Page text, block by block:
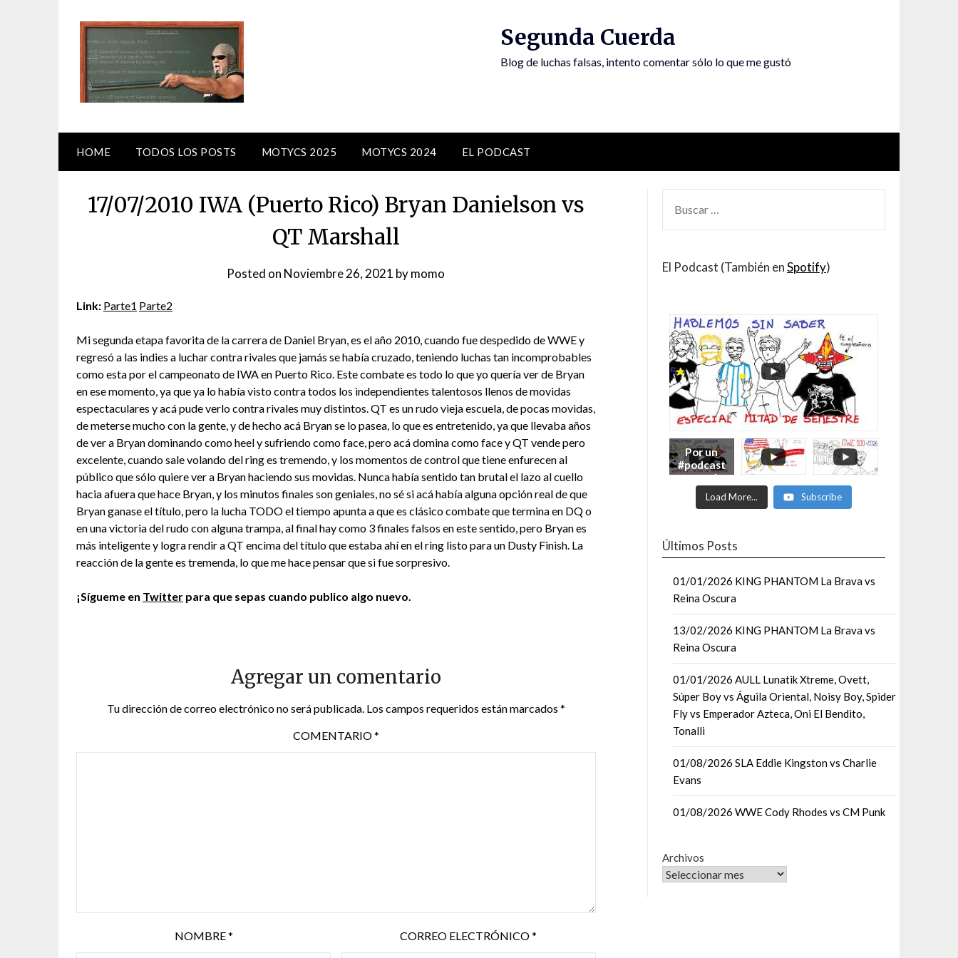
Segunda Cuerda
Blog de luchas falsas, intento comentar sólo lo que me gustó
HOME TODOS LOS POSTS MOTYCS 2025 MOTYCS 2024 EL PODCAST
17/07/2010 IWA (Puerto Rico) Bryan Danielson vs
QT Marshall
Posted on Noviembre 26, 2021 bymomo
Link: Parte1 Parte2
Mi segunda etapa favorita de la carrera de Daniel Bryan, es el año 2010, cuando fue despedido de WWE y
regresó a las indies a luchar contra rivales que jamás se había cruzado, teniendo luchas tan incomprobables
como esta por el campeonato de IWA en Puerto Rico. Este combate es todo lo que yo quería ver de Bryan
en ese momento, ya que ya lo había visto contra todos los independientes talentosos llenos de movidas
espectaculares y acá pude verlo contra rivales muy distintos. QT es un rudo vieja escuela, de pocas movidas,
de meterse mucho con la gente, y de hecho acá Bryan se lo pasea, lo que es entretenido, ya que llevaba años
de ver a Bryan dominando como heel y sufriendo como face, pero acá domina como face y QT vende pero
excelente, cuando sale volando del ring es tremendo, y los momentos de control que tiene enfurecen al
público que sólo quiere ver a Bryan haciendo sus movidas. Nunca había sentido tan brutal el lazo al cuello
hacia afuera que hace Bryan, y los minutos finales son geniales, no sé si acá había alguna opción real de que
Bryan ganase el título, pero la lucha TODO el tiempo apunta a que es clásico combate que termina en DQ o
en una victoria del rudo con alguna trampa, al final hay como 3 finales falsos en este sentido, pero Bryan es
más inteligente y logra rendir a QT encima del título que estaba ahí en el ring listo para un Dusty Finish. La
reacción de la gente es tremenda, lo que me hace pensar que si fue sorpresivo.
¡Sígueme en Twitter para que sepas cuando publico algo nuevo.
Agregar un comentario
Tu dirección de correo electrónico no será publicada. Los campos requeridos están marcados *
COMENTARIO*
NOMBRE* CORREO ELECTRÓNICO*
POR:
El Podcast (También enSpotify)
Por un
#podcast
con más
Moonsaul
ts #93:
MITAD
DE AÑO
Load More... Subscribe
Últimos Posts
01/01/2026 KING PHANTOM La Brava vs
Reina Oscura
13/02/2026 KING PHANTOM La Brava vs
Reina Oscura
01/01/2026 AULL Lunatik Xtreme, Ovett,
Súper Boy vs Águila Oriental, Noisy Boy, Spider
Fly vs Emperador Azteca, Oni El Bendito,
Tonalli
01/08/2026 SLA Eddie Kingston vs Charlie
Evans
01/08/2026 WWE Cody Rhodes vs CM Punk
Archivos